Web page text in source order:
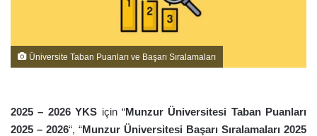
Üniversite Taban Puanları ve Başarı Sıralamaları
2025 – 2026 YKS için “Munzur Üniversitesi Taban Puanları
2025 – 2026“, “Munzur Üniversitesi Başarı Sıralamaları 2025